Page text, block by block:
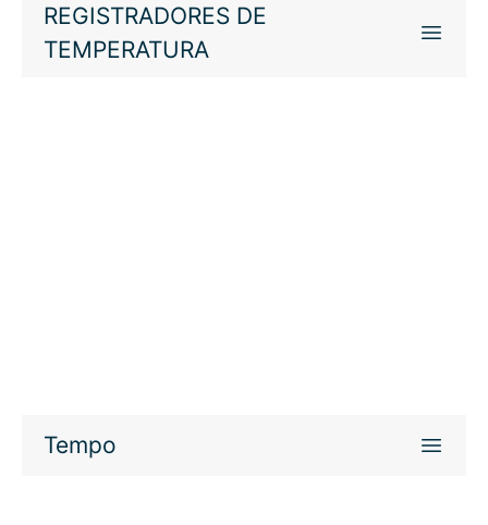
REGISTRADORES DE
TEMPERATURA
Tempo